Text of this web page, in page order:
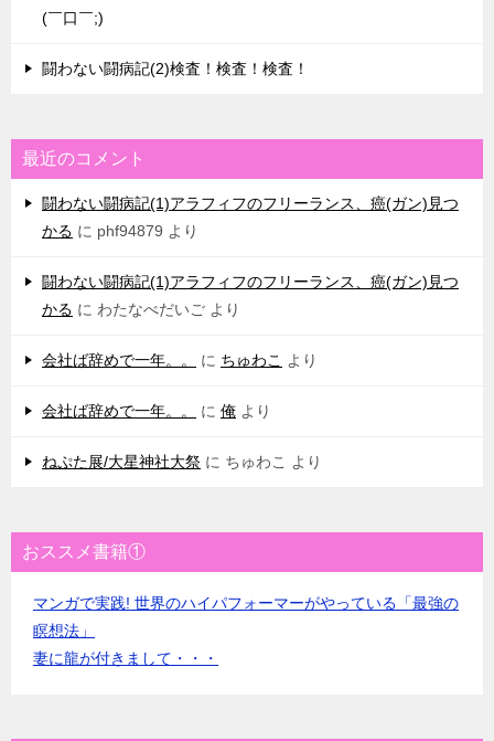
(￣口￣;)
闘わない闘病記(2)検査！検査！検査！
最近のコメント
闘わない闘病記(1)アラフィフのフリーランス、癌(ガン)見つ
かる に phf94879 より
闘わない闘病記(1)アラフィフのフリーランス、癌(ガン)見つ
かる に わたなべだいご より
会社ば辞めで一年。。 に ちゅわこ より
会社ば辞めで一年。。 に 俺 より
ねぷた展/大星神社大祭 に ちゅわこ より
おススメ書籍①
マンガで実践! 世界のハイパフォーマーがやっている「最強の
瞑想法」
妻に龍が付きまして・・・